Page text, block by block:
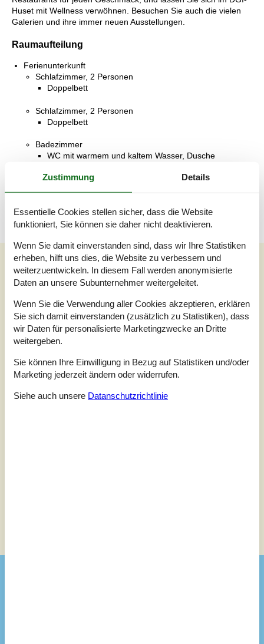
Huset mit Wellness verwöhnen. Besuchen Sie auch die vielen
Galerien und ihre immer neuen Ausstellungen.
Raumaufteilung
Ferienunterkunft
Schlafzimmer, 2 Personen
Doppelbett
Schlafzimmer, 2 Personen
Doppelbett
Badezimmer
WC mit warmem und kaltem Wasser, Dusche
Terrasse
Überdachte Terrasse
Unsere Gästebewertungen
Unsere Gästebewertungen Externe Bewertungen
4,0 Bezogen auf2 Bewertungen
5 (1)
4
2
1
Zustimmung Details
Essentielle Cookies stellen sicher, dass die Website
funktioniert, Sie können sie daher nicht deaktivieren.
Wenn Sie damit einverstanden sind, dass wir Ihre Statistiken
erheben, hilft uns dies, die Website zu verbessern und
weiterzuentwickeln. In diesem Fall werden anonymisierte
Daten an unsere Subunternehmer weitergeleitet.
Wenn Sie die Verwendung aller Cookies akzeptieren, erklären
Sie sich damit einverstanden (zusätzlich zu Statistiken), dass
wir Daten für personalisierte Marketingzwecke an Dritte
weitergeben.
Sie können Ihre Einwilligung in Bezug auf Statistiken und/oder
Marketing jederzeit ändern oder widerrufen.
Siehe auch unsere Datanschutzrichtlinie